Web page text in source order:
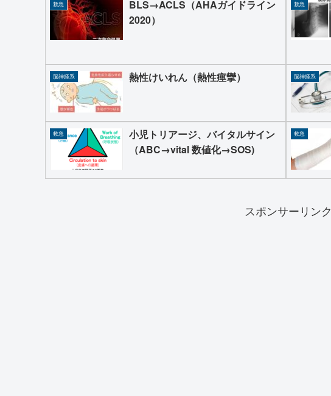
救急
BLS→ACLS（AHAガイドライン
2020）
救急
脳神経系 熱性けいれん（熱性痙攣） 脳神経系
救急
小児トリアージ、バイタルサイン
（ABC→vital 数値化→SOS)
救急
スポンサーリンク